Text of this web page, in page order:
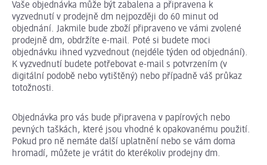
Vaše objednávka může být zabalena a připravena k
vyzvednutí v prodejně dm nejpozději do 60 minut od
objednání. Jakmile bude zboží připraveno ve vámi zvolené
prodejně dm, obdržíte e-mail. Poté si budete moci
objednávku ihned vyzvednout (nejdéle týden od objednání).
K vyzvednutí budete potřebovat e-mail s potvrzením (v
digitální podobě nebo vytištěný) nebo případně váš průkaz
totožnosti.
Objednávka pro vás bude připravena v papírových nebo
pevných taškách, které jsou vhodné k opakovanému použití.
Pokud pro ně nemáte další uplatnění nebo se vám doma
hromadí, můžete je vrátit do kterékoliv prodejny dm.